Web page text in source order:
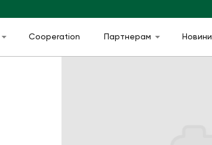
Cooperation Партнерам Новини